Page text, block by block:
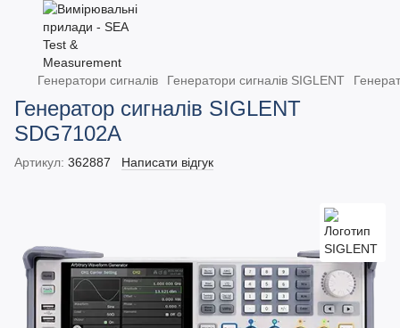
Генератори сигналів Генератори сигналів SIGLENT
Генератор сигналів SIGLENT
SDG7102A
Артикул: 362887 Написати відгук